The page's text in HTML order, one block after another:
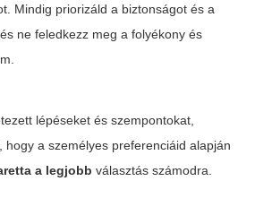
Mindig priorizáld a biztonságot és a
ne feledkezz meg a folyékony és
lépéseket és szempontokat,
hogy a személyes preferenciáid alapján
a legjobb választás számodra.